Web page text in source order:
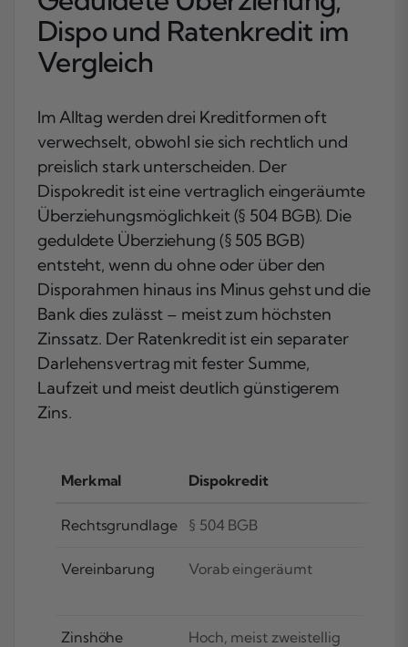
Dispo und Ratenkredit im
Vergleich
Im Alltag werden drei Kreditformen oft
verwechselt, obwohl sie sich rechtlich und
preislich stark unterscheiden. Der
Dispokredit ist eine vertraglich eingeräumte
Überziehungsmöglichkeit (§ 504 BGB). Die
geduldete Überziehung (§ 505 BGB)
entsteht, wenn du ohne oder über den
Disporahmen hinaus ins Minus gehst und die
Bank dies zulässt – meist zum höchsten
Zinssatz. Der Ratenkredit ist ein separater
Darlehensvertrag mit fester Summe,
Laufzeit und meist deutlich günstigerem
Zins.
Merkmal Dispokredit
Rechtsgrundlage § 504 BGB
Vereinbarung Vorab eingeräumt
Zinshöhe Hoch, meist zweistellig